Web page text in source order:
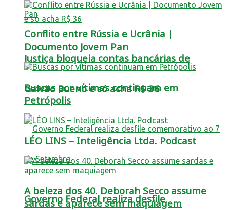
Justiça bloqueia contas bancárias de
Galvão Bueno e só acha R$ 36
Governo Federal realiza desfile
Conflito entre Rússia e Ucrânia |
Documento Jovem Pan
Buscas por vítimas continuam em
Petrópolis
LÉO LINS – Inteligência Ltda. Podcast
A beleza dos 40. Deborah Secco assume
sardas e aparece sem maquiagem